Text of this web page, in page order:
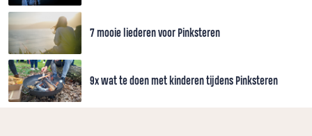
7 mooie liederen voor Pinksteren
9x wat te doen met kinderen tijdens Pinksteren